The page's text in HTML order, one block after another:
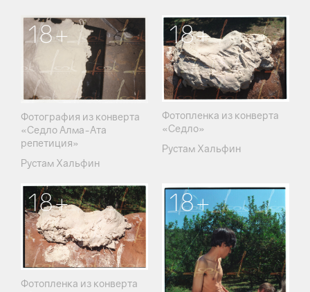
18+
Фотография из конверта
«Седло Алма-Ата
репетиция»
Рустам Хальфин
18+
Фотопленка из конверта
«Седло»
Рустам Хальфин
18+
Фотопленка из конверта
18+